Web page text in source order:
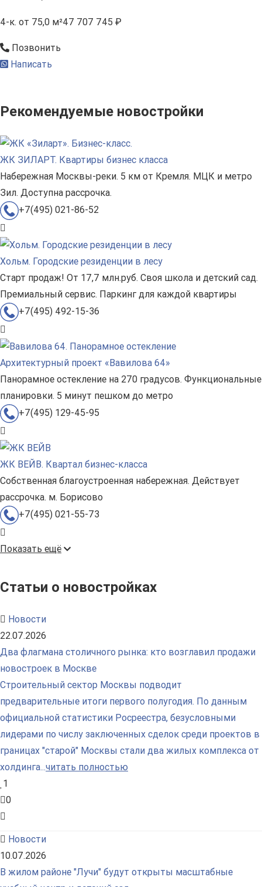
4-к. от 75,0 м²47 707 745 ₽
Позвонить
Написать
Рекомендуемые новостройки
ЖК ЗИЛАРТ. Квартиры бизнес класса
Набережная Москвы-реки. 5 км от Кремля. МЦК и метро
Зил. Доступна рассрочка.
+7(495) 021-86-52
Хольм. Городские резиденции в лесу
Старт продаж! От 17,7 млн.руб. Своя школа и детский сад.
Премиальный сервис. Паркинг для каждой квартиры
+7(495) 492-15-36
Архитектурный проект «Вавилова 64»
Панорамное остекление на 270 градусов. Функциональные
планировки. 5 минут пешком до метро
+7(495) 129-45-95
ЖК ВЕЙВ. Квартал бизнес-класса
Собственная благоустроенная набережная. Действует
рассрочка. м. Борисово
+7(495) 021-55-73
Показать ещё
Статьи о новостройках
Новости
22.07.2026
Два флагмана столичного рынка: кто возглавил продажи
новостроек в Москве
Строительный сектор Москвы подводит
предварительные итоги первого полугодия. По данным
официальной статистики Росреестра, безусловными
лидерами по числу заключенных сделок среди проектов в
границах "старой" Москвы стали два жилых комплекса от
холдинга...читать полностью
1
0
Новости
10.07.2026
В жилом районе "Лучи" будут открыты масштабные